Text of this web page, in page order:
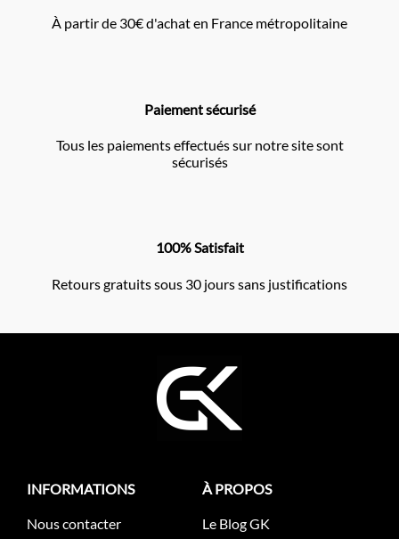
À partir de 30€ d'achat en France métropolitaine
Paiement sécurisé
Tous les paiements effectués sur notre site sont
sécurisés
100% Satisfait
Retours gratuits sous 30 jours sans justifications
INFORMATIONS
Nous contacter
À PROPOS
Le Blog GK